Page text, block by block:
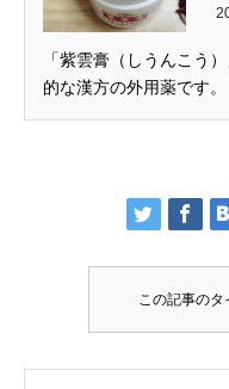
「紫雲膏（しうんこう
的な漢方の外用薬です
この記事の